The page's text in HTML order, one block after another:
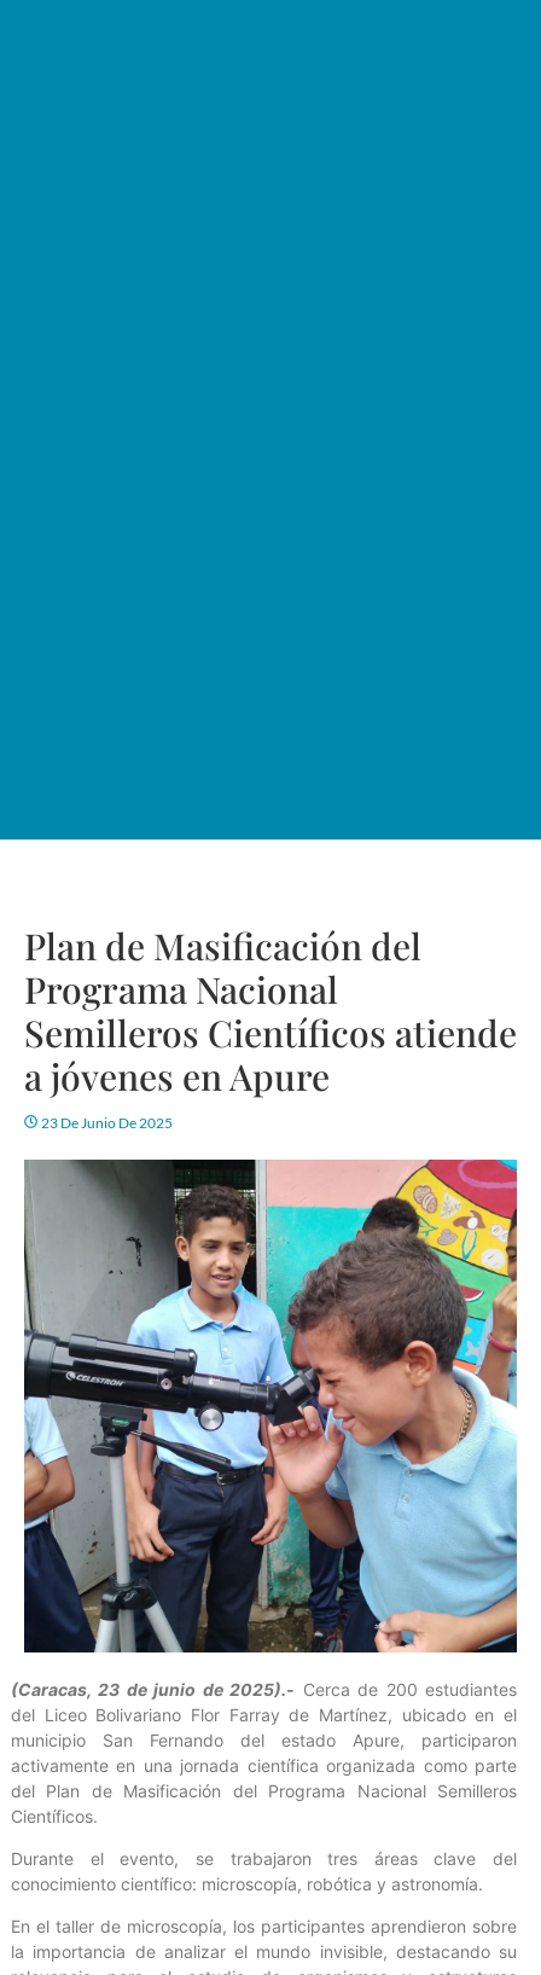
Plan de Masificación del
Programa Nacional
Semilleros Científicos atiende
a jóvenes en Apure
23 De Junio De 2025
(Caracas, 23 de junio de 2025).- Cerca de 200 estudiantes
del Liceo Bolivariano Flor Farray de Martínez, ubicado en el
municipio San Fernando del estado Apure, participaron
activamente en una jornada científica organizada como parte
del Plan de Masificación del Programa Nacional Semilleros
Científicos.
Durante el evento, se trabajaron tres áreas clave del
conocimiento científico: microscopía, robótica y astronomía.
En el taller de microscopía, los participantes aprendieron sobre
la importancia de analizar el mundo invisible, destacando su